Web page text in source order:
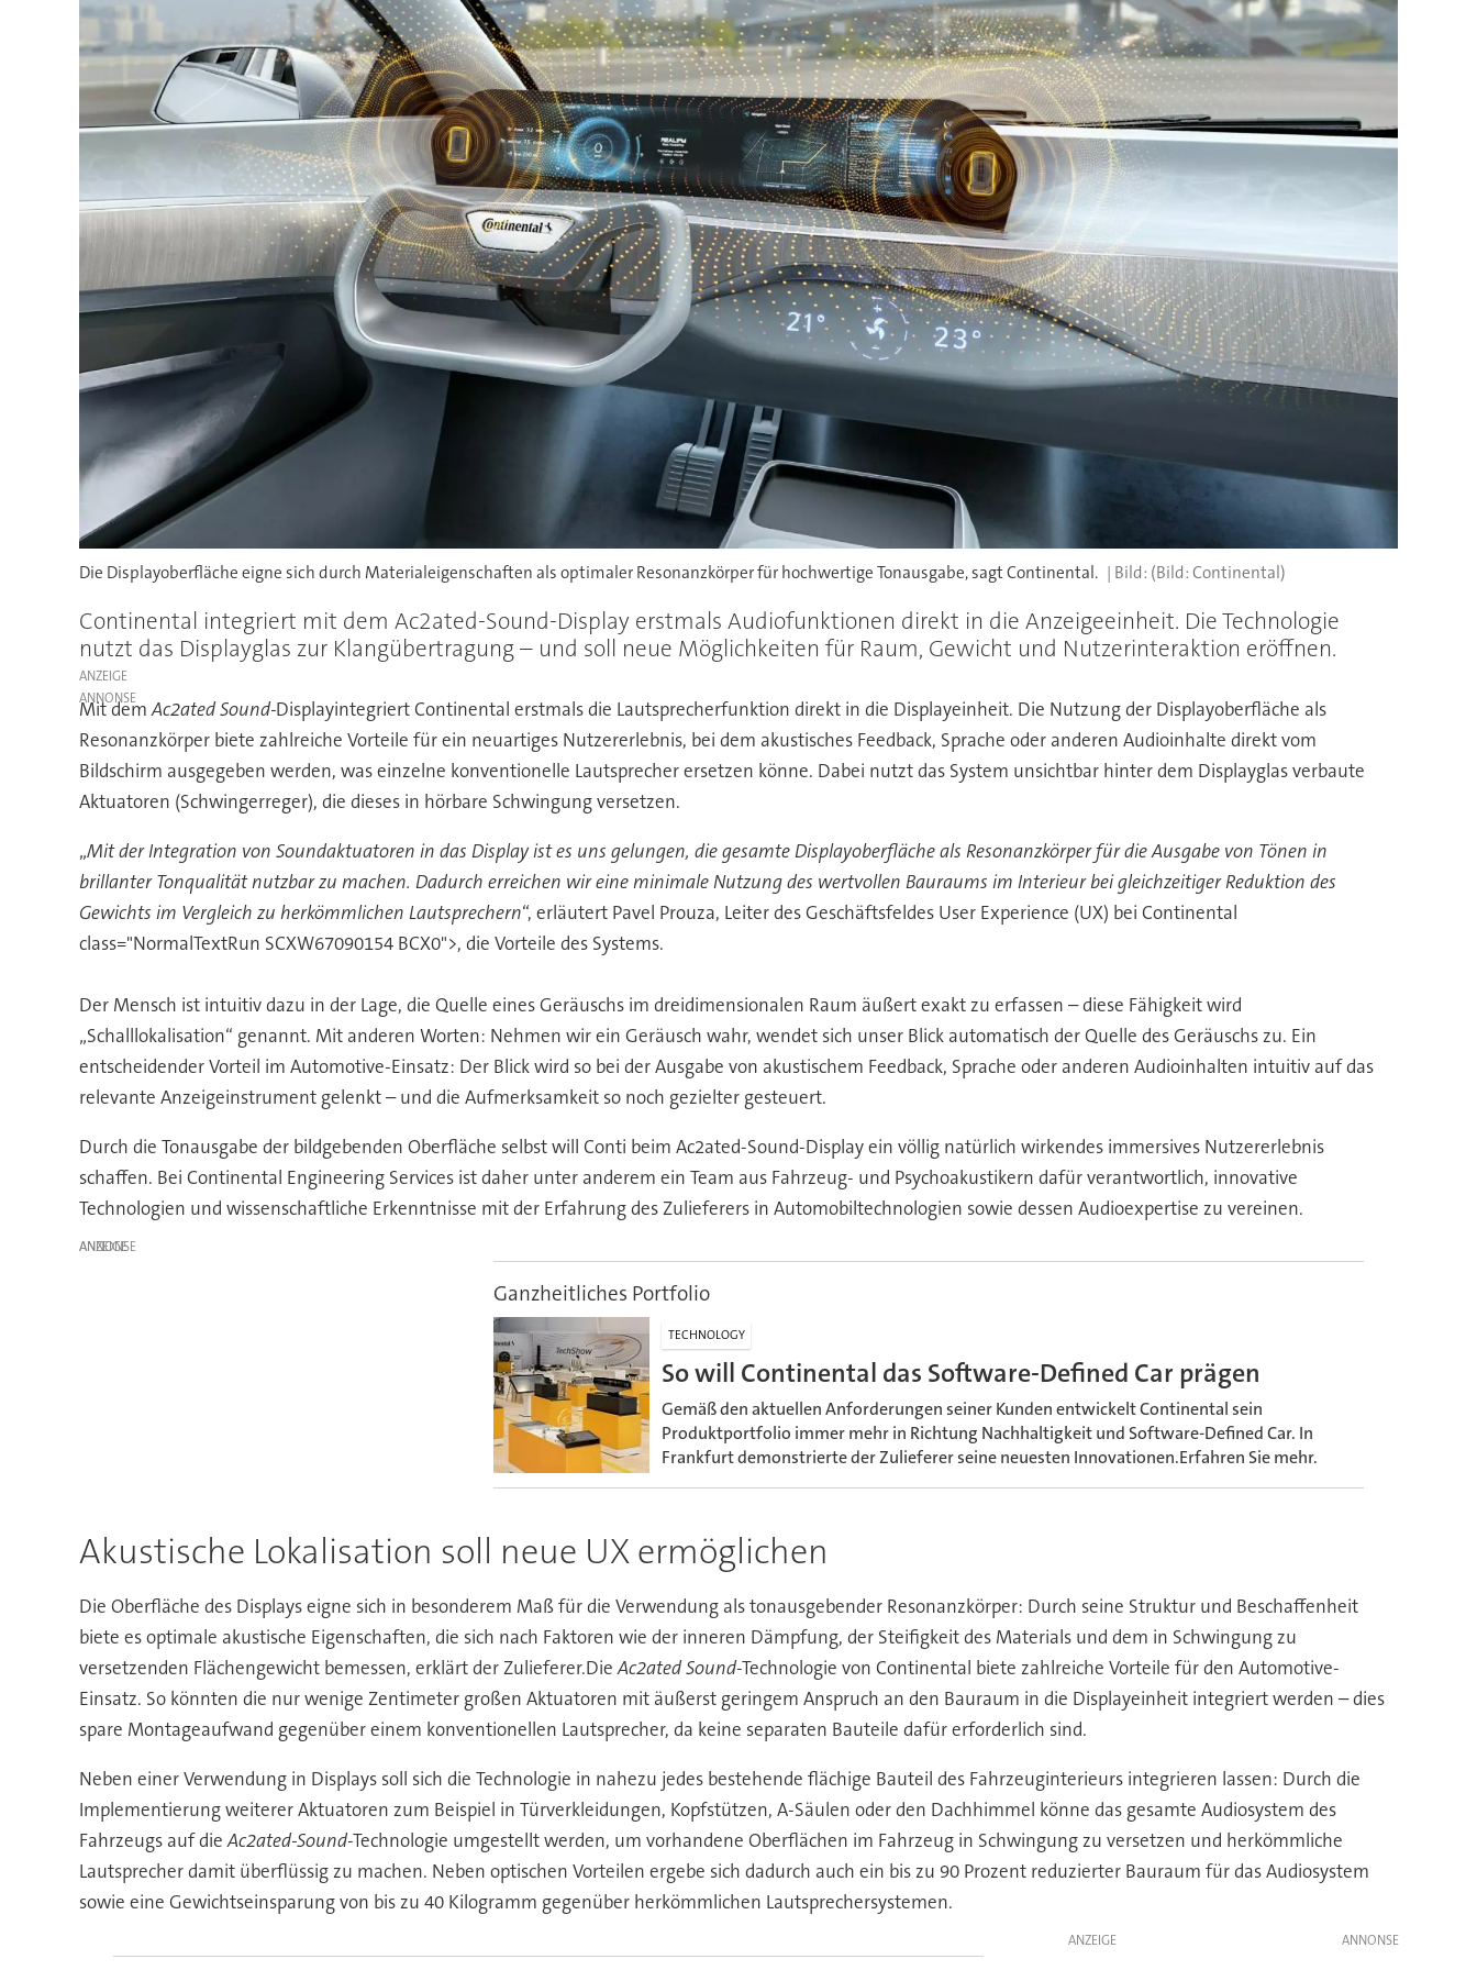
Die Displayoberfläche eigne sich durch Materialeigenschaften als optimaler Resonanzkörper für hochwertige Tonausgabe, sagt Continental. (Bild: Continental)
Continental integriert mit dem Ac2ated-Sound-Display erstmals Audiofunktionen direkt in die Anzeigeeinheit. Die Technologie
nutzt das Displayglas zur Klangübertragung – und soll neue Möglichkeiten für Raum, Gewicht und Nutzerinteraktion eröffnen.
ANZEIGE
Mit demAc2ated Sound-Displayintegriert Continental erstmalsdie Lautsprecherfunktion direkt in die Displayeinheit. Die Nutzung der Displayoberfläche als
Resonanzkörper biete zahlreiche Vorteile fürein neuartiges Nutzererlebnis, bei dem akustischesFeedback, Sprache oder anderen Audioinhalte direkt vom
Bildschirm ausgegeben werden, waseinzelne konventionelle Lautsprecher ersetzen könne. Dabei nutzt das System unsichtbar hinter dem Displayglas verbaute
Aktuatoren (Schwingerreger), die dieses in hörbare Schwingungversetzen.
„Mit der Integration von Soundaktuatoren in das Display ist es uns gelungen, die gesamte Displayoberfläche als Resonanzkörper für die Ausgabe von Tönen in
brillanter Tonqualitätnutzbar zu machen. Dadurch erreichen wir eineminimale Nutzung des wertvollen Bauraums im Interieurbei gleichzeitiger Reduktion des
Gewichts im Vergleich zu herkömmlichen Lautsprechern“, erläutertPavel Prouza, Leiter des GeschäftsfeldesUser Experience (UX) bei Continental
class="NormalTextRun SCXW67090154 BCX0">, die Vorteile des Systems.
Der Mensch ist intuitiv dazu in der Lage, die Quelle eines Geräuschs im dreidimensionalen Raum äußert exakt zu erfassen – diese Fähigkeit wird
„Schalllokalisation“ genannt. Mit anderen Worten: Nehmen wir ein Geräusch wahr, wendet sich unser Blick automatisch der Quelle des Geräuschs zu. Ein
entscheidender Vorteil im Automotive-Einsatz: Der Blick wird so bei der Ausgabe von akustischem Feedback, Sprache oder anderen Audioinhalten intuitiv auf das
relevante Anzeigeinstrument gelenkt – und die Aufmerksamkeit so noch gezielter gesteuert.
Durch die Tonausgabe der bildgebenden Oberfläche selbst will Conti beim Ac2ated-Sound-Display ein völlig natürlich wirkendes immersives Nutzererlebnis
schaffen. Bei Continental Engineering Services ist daher unter anderem ein Team aus Fahrzeug- und Psychoakustikern dafür verantwortlich, innovative
Technologien und wissenschaftliche Erkenntnisse mit der Erfahrung des Zulieferers in Automobiltechnologien sowie dessen Audioexpertise zu vereinen.
ANZEIGE
Ganzheitliches Portfolio
TECHNOLOGY
So will Continental das Software-Defined Car prägen
Gemäß den aktuellen Anforderungen seiner Kunden entwickelt Continental sein
Produktportfolio immer mehr in Richtung Nachhaltigkeit und Software-Defined Car. In
Frankfurt demonstrierte der Zulieferer seine neuesten Innovationen.Erfahren Sie mehr.
Akustische Lokalisation soll neue UX ermöglichen
Die Oberfläche des Displays eigne sich in besonderem Maß für die Verwendung als tonausgebender Resonanzkörper: Durch seine Struktur und Beschaffenheit
biete es optimale akustische Eigenschaften, die sich nach Faktoren wie der inneren Dämpfung, der Steifigkeit des Materials und dem in Schwingung zu
versetzenden Flächengewicht bemessen, erklärt der Zulieferer.DieAc2ated Sound-Technologie von Continental biete zahlreiche Vorteile für den Automotive-
Einsatz. So könnten die nur wenige Zentimeter großen Aktuatoren mit äußerst geringem Anspruch an den Bauraum in die Displayeinheit integriert werden – dies
spare Montageaufwand gegenüber einem konventionellen Lautsprecher, da keine separaten Bauteile dafür erforderlich sind.
Neben einer Verwendung in Displays soll sich die Technologie in nahezu jedes bestehende flächige Bauteil des Fahrzeuginterieurs integrieren lassen: Durch die
Implementierung weiterer Aktuatoren zum Beispiel in Türverkleidungen, Kopfstützen, A-Säulen oder den Dachhimmel könne das gesamte Audiosystem des
Fahrzeugs auf dieAc2ated-Sound-Technologie umgestellt werden, um vorhandene Oberflächen im Fahrzeug in Schwingung zu versetzen und herkömmliche
Lautsprecher damit überflüssig zu machen. Neben optischen Vorteilen ergebe sich dadurch auch ein bis zu 90 Prozent reduzierter Bauraum für das Audiosystem
sowie eine Gewichtseinsparung von bis zu 40 Kilogramm gegenüber herkömmlichen Lautsprechersystemen.
ANZEIGE